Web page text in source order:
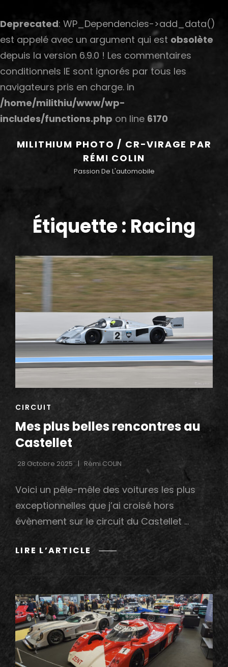
Deprecated: WP_Dependencies->add_data()
est appelé avec un argument qui est obsolète
depuis la version 6.9.0 ! Les commentaires
conditionnels IE sont ignorés par tous les
navigateurs pris en charge. in
/home/milithiu/www/wp-
includes/functions.php on line 6170
MILITHIUM PHOTO / CR-VIRAGE PAR
RÉMI COLIN
Passion De L'automobile
Étiquette : Racing
CAT
CIRCUIT
Mes plus belles rencontres au
Castellet
28 Octobre 2025 Rémi COLIN
Voici un pêle-mêle des voitures les plus
exceptionnelles que j’ai croisé hors
évènement sur le circuit du Castellet …
LIRE L’ARTICLEMES
PLUS
BELLES
RENCONTRES
AU
CASTELLET